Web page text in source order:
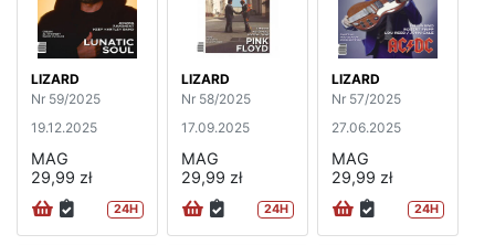
LIZARD
Nr 59/2025
19.12.2025
MAG
29,99 zł
24H
LIZARD
Nr 58/2025
17.09.2025
MAG
29,99 zł
24H
LIZARD
Nr 57/2025
27.06.2025
MAG
29,99 zł
24H